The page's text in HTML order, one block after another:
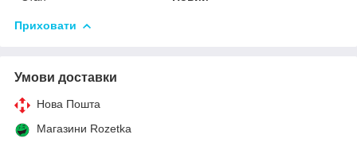
Приховати
Умови доставки
Нова Пошта
Магазини Rozetka